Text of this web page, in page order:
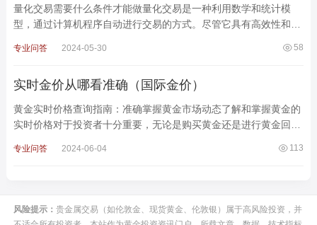
量化交易需要什么条件才能做量化交易是一种利用数学和统计模
型，通过计算机程序自动进行交易的方式。尽管它具有高效性和精
58
专业问答 2024-05-30
实时金价从哪看准确（国际金价）
黄金实时价格查询指南：准确掌握黄金市场动态了解和掌握黄金的
实时价格对于投资者十分重要，无论是购买黄金还是进行黄金回
113
专业问答 2024-06-04
风险提示： 贵金属交易（如伦敦金、现货黄金、伦敦银）属于高风险投资，并